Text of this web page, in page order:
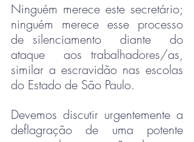
Ninguém merece este secretário;
ninguém merece esse processo
de silenciamento  diante  do
ataque  aos trabalhadores/as,
similar a escravidão nas escolas
do Estado de São Paulo.
Devemos discutir urgentemente a
deflagração de uma potente